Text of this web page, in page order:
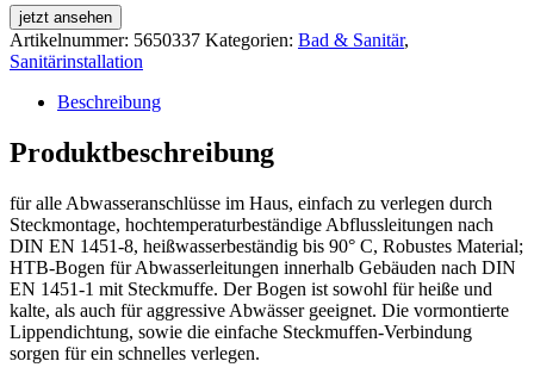
jetzt ansehen
Artikelnummer: 5650337 Kategorien: Bad & Sanitär,
Sanitärinstallation
Beschreibung
Produktbeschreibung
für alle Abwasseranschlüsse im Haus, einfach zu verlegen durch
Steckmontage, hochtemperaturbeständige Abflussleitungen nach
DIN EN 1451-8, heißwasserbeständig bis 90° C, Robustes Material;
HTB-Bogen für Abwasserleitungen innerhalb Gebäuden nach DIN
EN 1451-1 mit Steckmuffe. Der Bogen ist sowohl für heiße und
kalte, als auch für aggressive Abwässer geeignet. Die vormontierte
Lippendichtung, sowie die einfache Steckmuffen-Verbindung
sorgen für ein schnelles verlegen.